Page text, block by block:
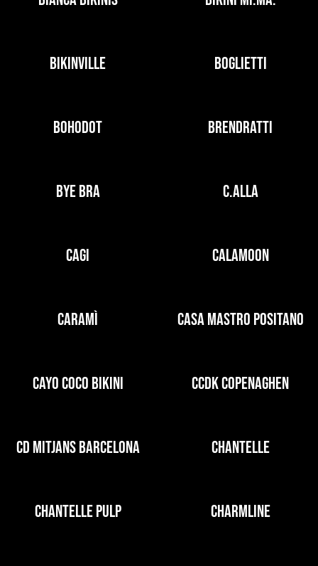
BIKINVILLE BOGLIETTI
BOHODOT BRENDRATTI
BYE BRA C.ALLA
CAGI CALAMOON
CARAMÌ CASA MASTRO POSITANO
CAYO COCO BIKINI CCDK COPENAGHEN
CD MITJANS BARCELONA CHANTELLE
CHANTELLE PULP CHARMLINE